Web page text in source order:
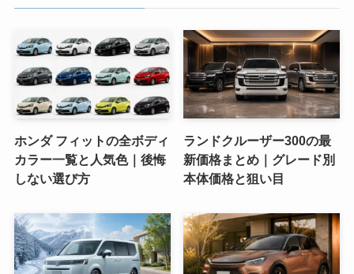
ホンダ フィットの全ボディ
カラー一覧と人気色｜後悔
しない選び方
ランドクルーザー300の最
新価格まとめ｜グレード別
本体価格と狙い目